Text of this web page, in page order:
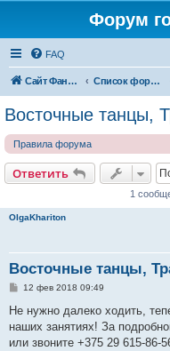
Форум
FAQ
Сайт Фаниполь OnLine Список форумов
Восточные танцы,
Правила форума
Ответить
1
OlgaKhariton
Восточные танцы,
С
о
щ
е
12 фев 2018 09:49
Не нужно далеко ходить,
наших занятиях! За
или звоните +375 29 615-86-